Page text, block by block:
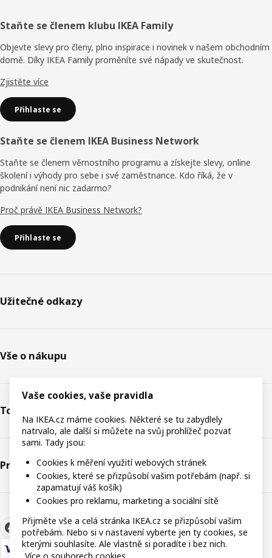
Zápatí
Staňte se členem klubu IKEA Family
Objevte slevy pro členy, plno inspirace i novinek v našem obchodním
domě. Díky IKEA Family proměníte své nápady ve skutečnost.
Zjistěte více
Přihlaste se
Staňte se členem IKEA Business Network
Staňte se členem věrnostního programu a získejte slevy, online
školení i výhody pro sebe i své zaměstnance. Kdo říká, že v
podnikání není nic zadarmo?
Proč právě IKEA Business Network?
Přihlaste se
Užitečné odkazy
Vše o nákupu
Toto je IKEA
Právní informace
Vaše cookies, vaše pravidla
Na IKEA.cz máme cookies. Některé se tu zabydlely
natrvalo, ale další si můžete na svůj prohlížeč pozvat
sami. Tady jsou:
Cookies k měření využití webových stránek
Cookies, které se přizpůsobí vašim potřebám (např. si
zapamatují váš košík)
Cookies pro reklamu, marketing a sociální sítě
Přijměte vše a celá stránka IKEA.cz se přizpůsobí vašim
potřebám. Nebo si v nastavení vyberte jen ty cookies, se
kterými souhlasíte. Ale vlastně si poradíte i bez nich.